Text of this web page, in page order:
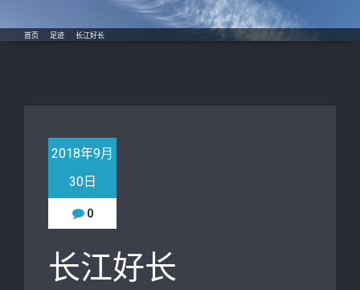
首页 足迹 长江好长
2018年9月
30日
0
长江好长